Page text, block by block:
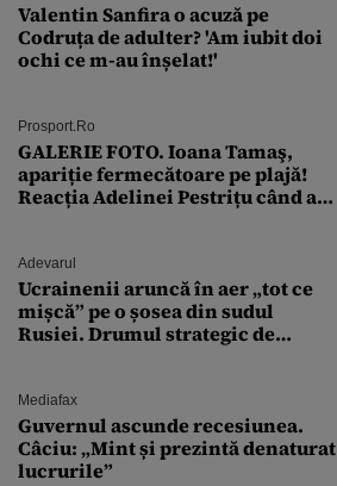
Valentin Sanfira o acuză pe
Codruța de adulter? 'Am iubit doi
ochi ce m-au înșelat!'
Prosport.ro
GALERIE FOTO. Ioana Tamaş,
apariție fermecătoare pe plajă!
Reacția Adelinei Pestrițu când a
Adevarul
Ucrainenii aruncă în aer „tot ce
mișcă” pe o șosea din sudul
Rusiei. Drumul strategic de
Mediafax
Guvernul ascunde recesiunea.
Câciu: „Mint și prezintă denaturat
lucrurile”